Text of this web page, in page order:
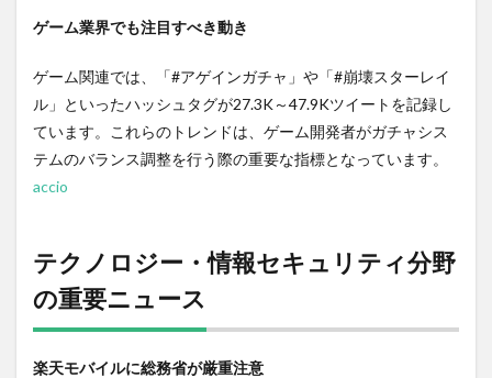
めと
の展
望
ゲーム業界でも注目すべき動き
ゲーム関連では、「#アゲインガチャ」や「#崩壊スターレイ
ル」といったハッシュタグが27.3K～47.9Kツイートを記録し
ています。これらのトレンドは、ゲーム開発者がガチャシス
テムのバランス調整を行う際の重要な指標となっています。
accio
テクノロジー・情報セキュリティ分野
の重要ニュース
楽天モバイルに総務省が厳重注意